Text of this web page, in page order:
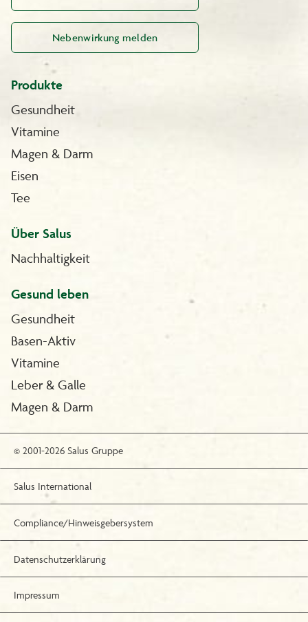
Nebenwirkung melden
Produkte
Gesundheit
Vitamine
Magen & Darm
Eisen
Tee
Über Salus
Nachhaltigkeit
Gesund leben
Gesundheit
Basen-Aktiv
Vitamine
Leber & Galle
Magen & Darm
© 2001-2026 Salus Gruppe
Salus International
Compliance/Hinweisgebersystem
Datenschutzerklärung
Impressum